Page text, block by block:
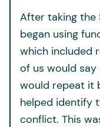
After taking the
began using
which included
of us would
would repeat it
helped identify
conflict. This